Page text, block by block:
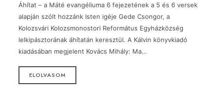
Áhítat – a Máté evangéliuma 6 fejezetének a 5 és 6 versek
alapján szólt hozzánk Isten igéje Gede Csongor, a
Kolozsvári Kolozsmonostori Református Egyházközség
lelkipásztorának áhítatán keresztül. A Kálvin könyvkiadó
kiadásában megjelent Kovács Mihály: Ma…
ELOLVASOM